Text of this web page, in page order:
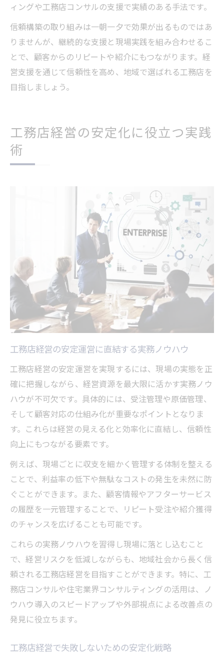
ィングや工務店コンサルの支援で実績のある手法です。
信頼構築の取り組みは一朝一夕で効果が出るものではあ
りませんが、継続的な支援と現場実践を組み合わせるこ
とで、顧客からのリピートや紹介にもつながります。経
営支援を通じて信頼性を高め、地域で選ばれる工務店を
目指しましょう。
工務店経営の安定化に役立つ実践
術
工務店経営の安定運営に直結する実務ノウハウ
工務店経営の安定運営を実現するには、現場の実態を正
確に把握しながら、経営資源を最大限に活かす実務ノウ
ハウが不可欠です。具体的には、受注管理や原価管理、
そして顧客対応の仕組み化が重要なポイントとなりま
す。これらは経営の見える化と効率化に直結し、信頼性
向上にもつながる要素です。
例えば、現場ごとに収支を細かく管理する体制を整える
ことで、利益率の低下や無駄なコストの発生を未然に防
ぐことができます。また、顧客情報やアフターサービス
の履歴を一元管理することで、リピート受注や紹介獲得
のチャンスを広げることも可能です。
これらの実務ノウハウを習得し現場に落とし込むこと
で、経営リスクを低減しながらも、地域社会から長く信
頼される工務店経営を目指すことができます。特に、工
務店コンサルや住宅業界コンサルティングの活用は、ノ
ウハウ導入のスピードアップや外部視点による改善点の
発見に役立ちます。
工務店経営で失敗しないための安定化戦略